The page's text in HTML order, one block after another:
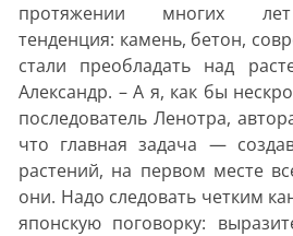
протяжении многих лет
тенденция: камень, бетон,
стали преобладать над
Александр. – А я, как бы
последователь Ленотра,
что главная задача —
растений, на первом месте
они. Надо следовать четким
японскую поговорку: